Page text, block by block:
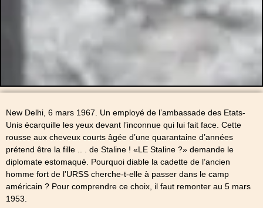
New Delhi, 6 mars 1967. Un employé de l’ambassade des Etats-
Unis écarquille les yeux devant l’inconnue qui lui fait face. Cette
rousse aux cheveux courts âgée d’une quarantaine d’années
prétend être la fille .. . de Staline ! «LE Staline ?» demande le
diplomate estomaqué. Pourquoi diable la cadette de l’ancien
homme fort de l’URSS cherche-t-elle à passer dans le camp
américain ? Pour comprendre ce choix, il faut remonter au 5 mars
1953.